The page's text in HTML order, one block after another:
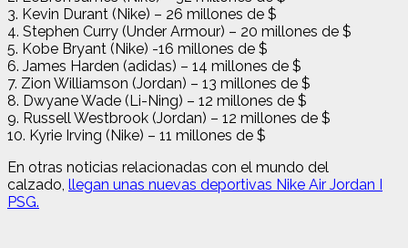
3. Kevin Durant (Nike) – 26 millones de $
4. Stephen Curry (Under Armour) – 20 millones de $
5. Kobe Bryant (Nike) -16 millones de $
6. James Harden (adidas) – 14 millones de $
7. Zion Williamson (Jordan) – 13 millones de $
8. Dwyane Wade (Li-Ning) – 12 millones de $
9. Russell Westbrook (Jordan) – 12 millones de $
10. Kyrie Irving (Nike) – 11 millones de $
En otras noticias relacionadas con el mundo del
calzado, llegan unas nuevas deportivas Nike Air Jordan I
PSG.